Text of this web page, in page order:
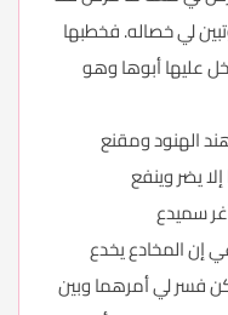
لي خصاله. فخطبها
عليها أبوها وهو
الهنود ومقنع
يضر وينفع
سميدع
إن المخادع يخدع
فسر لي أمرهما وبين